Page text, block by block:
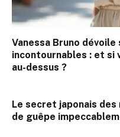
Vanessa Bruno
incontournables : et si
au-dessus ?
Le secret japonais des
de guêpe